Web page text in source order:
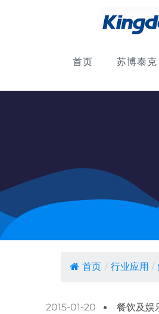
首页 苏博泰克
首页 / 行业应用 /
2015-01-20 餐饮及娱